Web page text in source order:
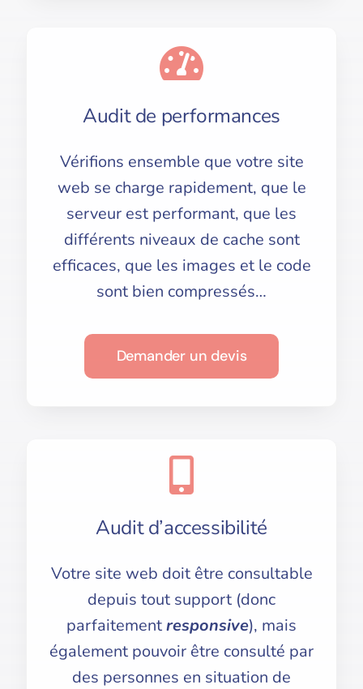
Audit de performances
Vérifions ensemble que votre site
web se charge rapidement, que le
serveur est performant, que les
différents niveaux de cache sont
efficaces, que les images et le code
sont bien compressés…
Demander un devis
Audit d’accessibilité
Votre site web doit être consultable
depuis tout support (donc
parfaitementresponsive), mais
également pouvoir être consulté par
des personnes en situation de